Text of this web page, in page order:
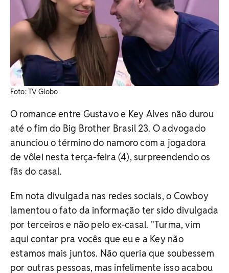
Foto: TV Globo
O romance entre Gustavo e Key Alves não durou
até o fim do Big Brother Brasil 23. O advogado
anunciou o término do namoro com a jogadora
de vôlei nesta terça-feira (4), surpreendendo os
fãs do casal.
Em nota divulgada nas redes sociais, o Cowboy
lamentou o fato da informação ter sido divulgada
por terceiros e não pelo ex-casal. "Turma, vim
aqui contar pra vocês que eu e a Key não
estamos mais juntos. Não queria que soubessem
por outras pessoas, mas infelimente isso acabou